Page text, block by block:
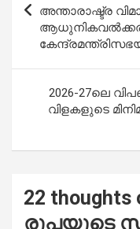
o
k
p
p
അന്താരാഷ്ട്ര
2026-27ലെ
വിളകളുടെ
22 thoughts
രൂപയുടെ